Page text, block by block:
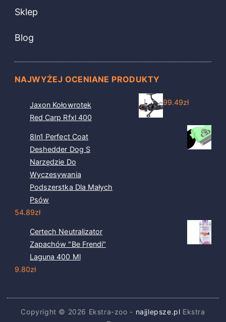
Sklep
Blog
NAJWYŻEJ OCENIANE PRODUKTY
Jaxon Kołowrotek
Red Carp Rfxl 400
99.49zł
8In1 Perfect Coat
Deshedder Dog S
Narzędzie Do
Wyczesywania
Podszerstka Dla Małych
Psów
54.89zł
Certech Neutralizator
Zapachów "Be Frendi"
Laguna 400 Ml
9.80zł
Copyright © 2026 Ekstra-zoo - najjlepsze.pl Ekstra